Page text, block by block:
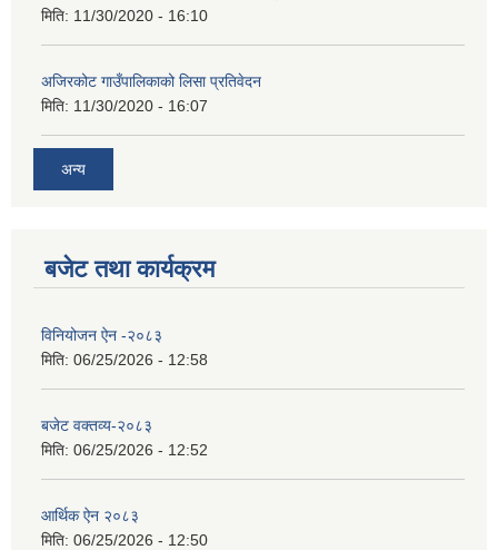
मिति: 11/30/2020 - 16:10
अजिरकोट गाउँपालिकाको लिसा प्रतिवेदन
मिति: 11/30/2020 - 16:07
अन्य
बजेट तथा कार्यक्रम
विनियोजन ऐन -२०८३
मिति: 06/25/2026 - 12:58
बजेट वक्तव्य-२०८३
मिति: 06/25/2026 - 12:52
आर्थिक ऐन २०८३
मिति: 06/25/2026 - 12:50